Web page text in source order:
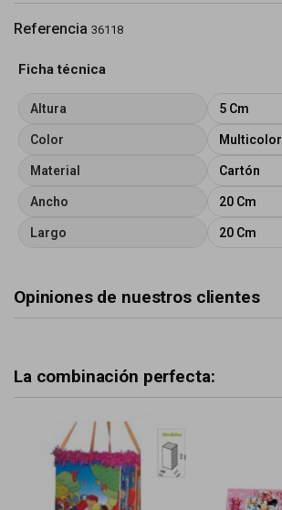
Referencia 36118
Ficha técnica
Altura 5 Cm
Color Multicolor
Material Cartón
Ancho 20 Cm
Largo 20 Cm
Opiniones de nuestros clientes
La combinación perfecta: